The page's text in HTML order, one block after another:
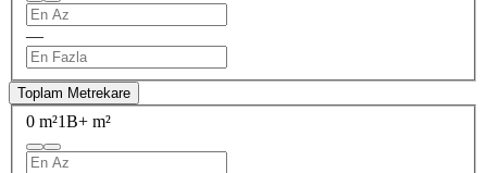
—
Toplam Metrekare
0 m²1B+ m²